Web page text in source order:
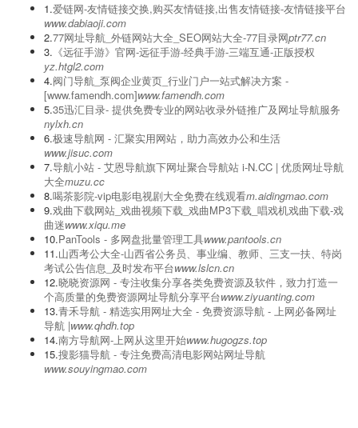
1.爱链网-友情链接交换,购买友情链接,出售友情链接-友情链接平台
www.dabiaoji.com
2.77网址导航_外链网站大全_SEO网站大全-77目录网ptr77.cn
3. 《远征手游》官网-远征手游-经典手游-三端互通-正版授权
yz.htgl2.com
4.阀门导航_泵阀企业黄页_行业门户一站式解决方案 -
[www.famendh.com]www.famendh.com
5.‌35迅汇目录- 提供免费专业的网站收录外链推广及网址导航服务
nylxh.cn
6.极速导航网 - 汇聚实用网站，助力高效办公和生活
www.jisuc.com
7.导航小站 - 艾恩导航旗下网址聚合导航站 i-N.CC | 优质网址导航
大全muzu.cc
8.喝茶影院-vip电影电视剧大全免费在线观看m.aidingmao.com
9.戏曲下载网站_戏曲视频下载_戏曲MP3下载_唱戏机戏曲下载-戏
曲迷www.xiqu.me
10.PanTools - 多网盘批量管理工具www.pantools.cn
11.山西考公大全-山西省公务员、事业编、教师、三支一扶、特岗
考试公告信息_及时发布平台www.lslcn.cn
12.晓晓资源网 - 专注收集分享各类免费资源及软件，致力打造一
个高质量的免费资源网址导航分享平台www.ziyuanting.com
13.青禾导航 - 精选实用网址大全 - 免费资源导航 - 上网必备网址
导航 |www.qhdh.top
14.南方导航网-上网从这里开始www.hugogzs.top
15.搜影猫导航 - 专注免费高清电影网站网址导航
www.souyingmao.com